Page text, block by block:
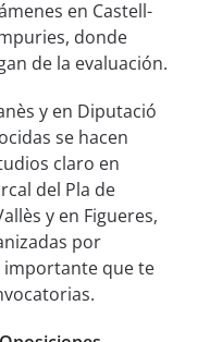
en Castell-
donde
de la evaluación.
y en Diputació
se hacen
claro en
del Pla de
y en Figueres,
por
importante que te